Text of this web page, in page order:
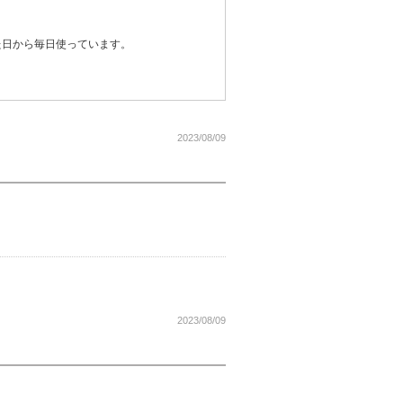
から毎日使っています。
2023/08/09
2023/08/09